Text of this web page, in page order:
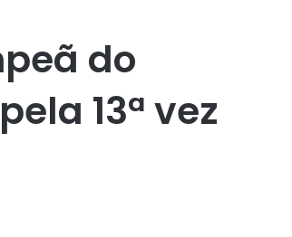
do
13ª vez